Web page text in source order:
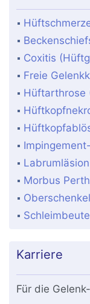
Coxitis
Freie
Hüftarthrose
Labrumläsion
Morbus
Karriere
Für die